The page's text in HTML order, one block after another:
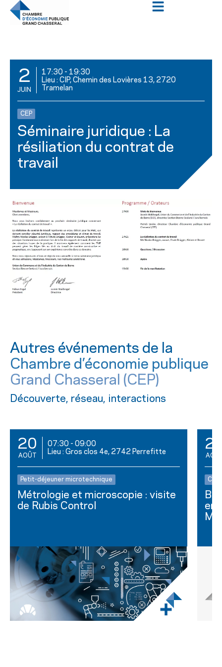
2
JUIN
17:30 - 19:30
Lieu : CIP, Chemin des Lovières 13, 2720
Tramelan
CEP
Séminaire juridique : La
résiliation du contrat de
travail
Autres événements de la
Chambre d’économie publique
Grand Chasseral (CEP)
Découverte, réseau, interactions
20
AOÛT
07:30 - 09:00
Lieu : Gros clos 4e, 2742 Perrefitte
Petit-déjeuner microtechnique
Métrologie et microscopie : visite
de Rubis Control